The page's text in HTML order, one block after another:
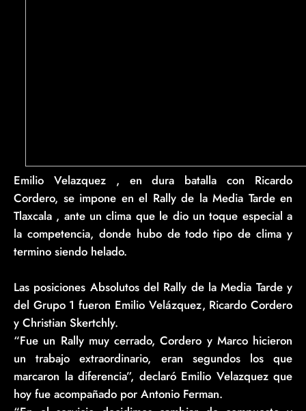
Emilio Velazquez , en dura batalla con Ricardo
Cordero, se impone en el Rally de la Media Tarde en
Tlaxcala , ante un clima que le dio un toque especial a
la competencia, donde hubo de todo tipo de clima y
termino siendo helado.
Las posiciones Absolutos del Rally de la Media Tarde y
del Grupo 1 fueron Emilio Velázquez, Ricardo Cordero
y Christian Skertchly.
“Fue un Rally muy cerrado, Cordero y Marco hicieron
un trabajo extraordinario, eran segundos los que
marcaron la diferencia”, declaró Emilio Velazquez que
hoy fue acompañado por Antonio Ferman.